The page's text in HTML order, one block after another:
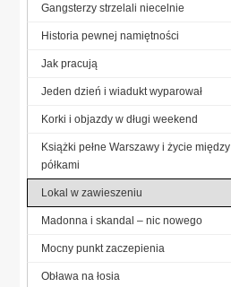
Gangsterzy strzelali niecelnie
Historia pewnej namiętności
Jak pracują
Jeden dzień i wiadukt wyparował
Korki i objazdy w długi weekend
Książki pełne Warszawy i życie między
półkami
Lokal w zawieszeniu
Madonna i skandal – nic nowego
Mocny punkt zaczepienia
Obława na łosia